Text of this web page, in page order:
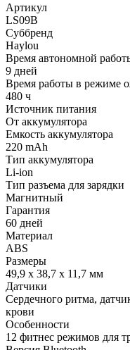
Артикул
LS09B
Суббренд
Haylou
Время автономной
9 дней
Время работы в режиме
480 ч
Источник питания
От аккумулятора
Емкость аккумулятора
220 mAh
Тип аккумулятора
Li-ion
Тип разъема для зарядки
Магнитный
Гарантия
60 дней
Материал
ABS
Размеры
49,9 x 38,7 x 11,7 мм
Датчики
Сердечного ритма,
крови
Особенности
12 фитнес режимов для